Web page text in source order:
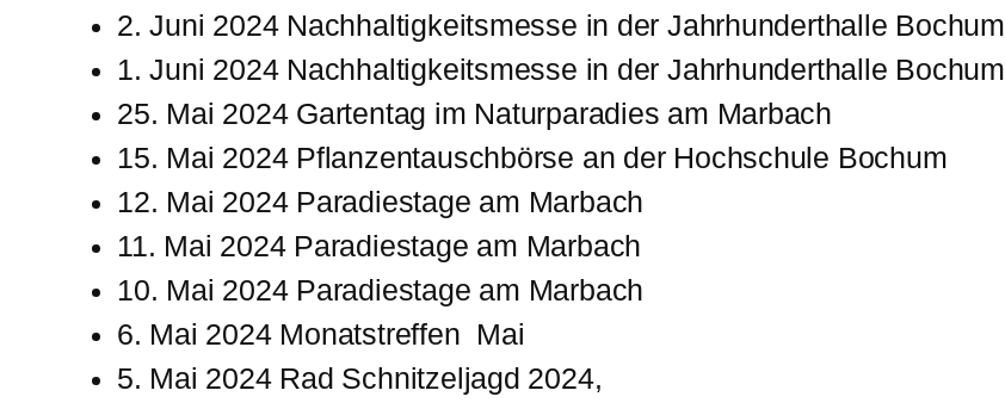
2. Juni 2024 Nachhaltigkeitsmesse in der Jahrhunderthalle Bochum
1. Juni 2024 Nachhaltigkeitsmesse in der Jahrhunderthalle Bochum
25. Mai 2024 Gartentag im Naturparadies am Marbach
15. Mai 2024 Pflanzentauschbörse an der Hochschule Bochum
12. Mai 2024 Paradiestage am Marbach
11. Mai 2024 Paradiestage am Marbach
10. Mai 2024 Paradiestage am Marbach
6. Mai 2024 Monatstreffen Mai
5. Mai 2024 Rad Schnitzeljagd 2024,